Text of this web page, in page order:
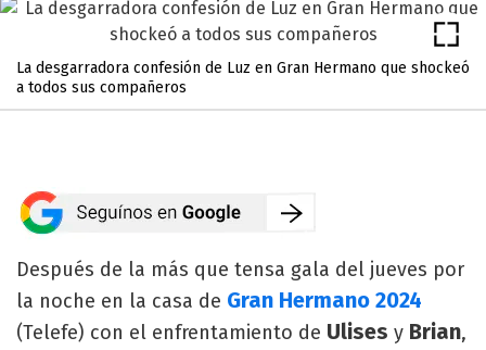
La desgarradora confesión de Luz en Gran Hermano que shockeó
a todos sus compañeros
Después de la más que tensa gala del jueves por
la noche en la casa de Gran Hermano 2024
(Telefe) con el enfrentamiento de Ulises y Brian,